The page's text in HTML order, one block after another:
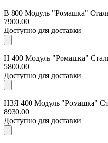
В 800 Модуль "Ромашка"
7900.00
Доступно для доставки
Н 400 Модуль "Ромашка"
5800.00
Доступно для доставки
Н3Я 400 Модуль "Ромашка"
8930.00
Доступно для доставки